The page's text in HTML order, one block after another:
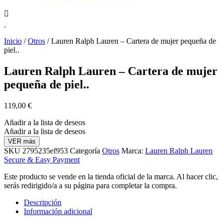
Inicio /Otros / Lauren Ralph Lauren – Cartera de mujer pequeña de
piel..
Lauren Ralph Lauren – Cartera de mujer
pequeña de piel..
119,00 €
Añadir a la lista de deseos
Añadir a la lista de deseos
VER más
SKU 2795235ef953 Categoría Otros Marca: Lauren Ralph Lauren
Secure & Easy Payment
Este producto se vende en la tienda oficial de la marca. Al hacer clic,
serás redirigido/a a su página para completar la compra.
Descripción
Información adicional